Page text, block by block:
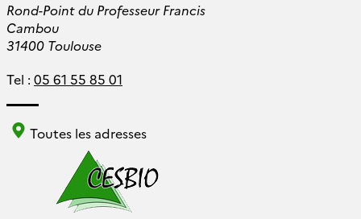
Rond-Point du Professeur Francis
Cambou
31400 Toulouse
Tel : 05 61 55 85 01
Toutes les adresses